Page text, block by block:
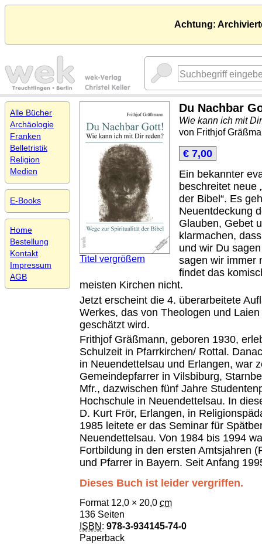
Achtung:
Titel vergrößern
Du Nachbar
Wie kann ich mit
von Frithjof
€ 7,00
Ein bekannter
beschreitet neue
der Bibel“. Es
Neuentdeckung
Glauben, Gebet
klarmachen,
und wir Du
sagen wir immer
findet das
meisten Kirchen nicht.
Jetzt erscheint die 4. überarbeitete
Werkes, das von Theologen und
geschätzt wird.
Frithjof Gräßmann, geboren 1930,
Schulzeit in Pfarrkirchen/ Rottal.
in Neuendettelsau und Erlangen, war
Gemeindepfarrer in Vilsbiburg,
Mfr., dazwischen fünf Jahre
Hochschule in Neuendettelsau. In
D. Kurt Frör, Erlangen, in
1985 leitete er das Seminar für
Neuendettelsau. Von 1984 bis 1994
Fortbildung in den ersten Amtsjahren
und Pfarrer in Bayern. Seit Anfang
Dieses Buch ist leider vergriffen.
Format 12,0 × 20,0 cm
136 Seiten
ISBN: 978-3-934145-74-0
Paperback
Alle Bücher
Archäologie
Franken
Belletristik
Religion
Medien
E-Books
Home
Bestellung
Kontakt
Impressum
AGB